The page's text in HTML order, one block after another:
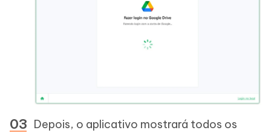
Depois, o aplicativo mostrará todos os